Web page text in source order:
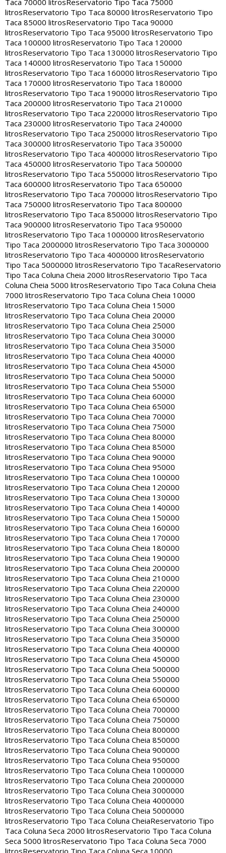
Taca 70000 litros Reservatorio Tipo Taca 75000
litrosReservatorio Tipo Taca 80000 litrosReservatorio Tipo
Taca 85000 litrosReservatorio Tipo Taca 90000
litrosReservatorio Tipo Taca 95000 litrosReservatorio Tipo
Taca 100000 litrosReservatorio Tipo Taca 120000
litrosReservatorio Tipo Taca 130000 litrosReservatorio Tipo
Taca 140000 litrosReservatorio Tipo Taca 150000
litrosReservatorio Tipo Taca 160000 litrosReservatorio Tipo
Taca 170000 litrosReservatorio Tipo Taca 180000
litrosReservatorio Tipo Taca 190000 litrosReservatorio Tipo
Taca 200000 litrosReservatorio Tipo Taca 210000
litrosReservatorio Tipo Taca 220000 litrosReservatorio Tipo
Taca 230000 litrosReservatorio Tipo Taca 240000
litrosReservatorio Tipo Taca 250000 litrosReservatorio Tipo
Taca 300000 litrosReservatorio Tipo Taca 350000
litrosReservatorio Tipo Taca 400000 litrosReservatorio Tipo
Taca 450000 litrosReservatorio Tipo Taca 500000
litrosReservatorio Tipo Taca 550000 litrosReservatorio Tipo
Taca 600000 litrosReservatorio Tipo Taca 650000
litrosReservatorio Tipo Taca 700000 litrosReservatorio Tipo
Taca 750000 litrosReservatorio Tipo Taca 800000
litrosReservatorio Tipo Taca 850000 litrosReservatorio Tipo
Taca 900000 litrosReservatorio Tipo Taca 950000
litrosReservatorio Tipo Taca 1000000 litrosReservatorio
Tipo Taca 2000000 litrosReservatorio Tipo Taca 3000000
litrosReservatorio Tipo Taca 4000000 litrosReservatorio
Tipo Taca 5000000 litrosReservatorio Tipo TacaReservatorio
Tipo Taca Coluna Cheia 2000 litrosReservatorio Tipo Taca
Coluna Cheia 5000 litrosReservatorio Tipo Taca Coluna Cheia
7000 litrosReservatorio Tipo Taca Coluna Cheia 10000
litrosReservatorio Tipo Taca Coluna Cheia 15000
litrosReservatorio Tipo Taca Coluna Cheia 20000
litrosReservatorio Tipo Taca Coluna Cheia 25000
litrosReservatorio Tipo Taca Coluna Cheia 30000
litrosReservatorio Tipo Taca Coluna Cheia 35000
litrosReservatorio Tipo Taca Coluna Cheia 40000
litrosReservatorio Tipo Taca Coluna Cheia 45000
litrosReservatorio Tipo Taca Coluna Cheia 50000
litrosReservatorio Tipo Taca Coluna Cheia 55000
litrosReservatorio Tipo Taca Coluna Cheia 60000
litrosReservatorio Tipo Taca Coluna Cheia 65000
litrosReservatorio Tipo Taca Coluna Cheia 70000
litrosReservatorio Tipo Taca Coluna Cheia 75000
litrosReservatorio Tipo Taca Coluna Cheia 80000
litrosReservatorio Tipo Taca Coluna Cheia 85000
litrosReservatorio Tipo Taca Coluna Cheia 90000
litrosReservatorio Tipo Taca Coluna Cheia 95000
litrosReservatorio Tipo Taca Coluna Cheia 100000
litrosReservatorio Tipo Taca Coluna Cheia 120000
litrosReservatorio Tipo Taca Coluna Cheia 130000
litrosReservatorio Tipo Taca Coluna Cheia 140000
litrosReservatorio Tipo Taca Coluna Cheia 150000
litrosReservatorio Tipo Taca Coluna Cheia 160000
litrosReservatorio Tipo Taca Coluna Cheia 170000
litrosReservatorio Tipo Taca Coluna Cheia 180000
litrosReservatorio Tipo Taca Coluna Cheia 190000
litrosReservatorio Tipo Taca Coluna Cheia 200000
litrosReservatorio Tipo Taca Coluna Cheia 210000
litrosReservatorio Tipo Taca Coluna Cheia 220000
litrosReservatorio Tipo Taca Coluna Cheia 230000
litrosReservatorio Tipo Taca Coluna Cheia 240000
litrosReservatorio Tipo Taca Coluna Cheia 250000
litrosReservatorio Tipo Taca Coluna Cheia 300000
litrosReservatorio Tipo Taca Coluna Cheia 350000
litrosReservatorio Tipo Taca Coluna Cheia 400000
litrosReservatorio Tipo Taca Coluna Cheia 450000
litrosReservatorio Tipo Taca Coluna Cheia 500000
litrosReservatorio Tipo Taca Coluna Cheia 550000
litrosReservatorio Tipo Taca Coluna Cheia 600000
litrosReservatorio Tipo Taca Coluna Cheia 650000
litrosReservatorio Tipo Taca Coluna Cheia 700000
litrosReservatorio Tipo Taca Coluna Cheia 750000
litrosReservatorio Tipo Taca Coluna Cheia 800000
litrosReservatorio Tipo Taca Coluna Cheia 850000
litrosReservatorio Tipo Taca Coluna Cheia 900000
litrosReservatorio Tipo Taca Coluna Cheia 950000
litrosReservatorio Tipo Taca Coluna Cheia 1000000
litrosReservatorio Tipo Taca Coluna Cheia 2000000
litrosReservatorio Tipo Taca Coluna Cheia 3000000
litrosReservatorio Tipo Taca Coluna Cheia 4000000
litrosReservatorio Tipo Taca Coluna Cheia 5000000
litrosReservatorio Tipo Taca Coluna CheiaReservatorio Tipo
Taca Coluna Seca 2000 litrosReservatorio Tipo Taca Coluna
Seca 5000 litrosReservatorio Tipo Taca Coluna Seca 7000